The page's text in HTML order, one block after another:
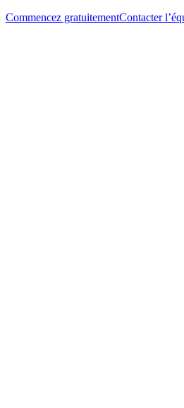
Commencez gratuitementContacter